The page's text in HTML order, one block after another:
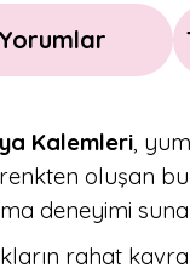
Yorumlar
Kalemleri,
renkten oluşan
deneyimi
rahat